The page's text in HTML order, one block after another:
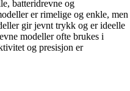
batteridrevne og
er rimelige og enkle, men
gir jevnt trykk og er ideelle
modeller ofte brukes i
og presisjon er